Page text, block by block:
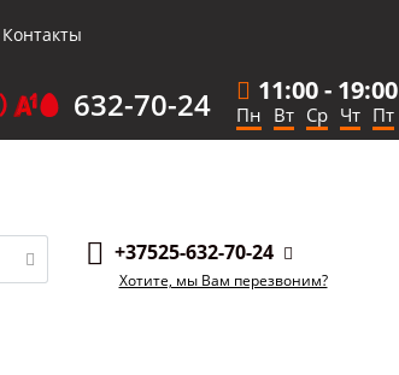
Контакты
632-70-24 11:00- 19:00
Пн Вт Ср Чт Пт
+37525-632-70-24
Хотите, мы Вам перезвоним?